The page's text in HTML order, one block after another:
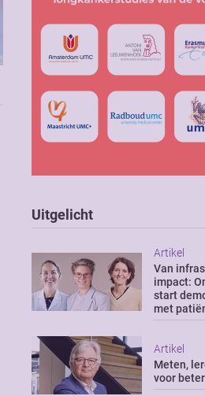
Uitgelicht
Artikel
Van
impact:
start
met
Artikel
Meten,
voor